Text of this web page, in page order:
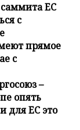
ЕС
с
прямое
с
–
опять
для ЕС это